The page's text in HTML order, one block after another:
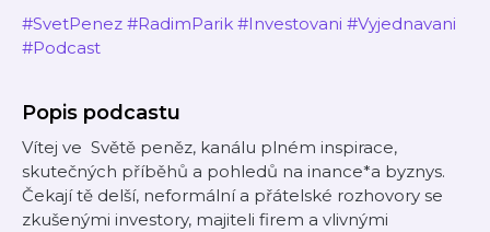
#SvetPenez #RadimParik #Investovani #Vyjednavani
#Podcast
Popis podcastu
Vítej ve Světě peněz, kanálu plném inspirace,
skutečných příběhů a pohledů na inance*a byznys.
Čekají tě delší, neformální a přátelské rozhovory se
zkušenými investory, majiteli firem a vlivnými